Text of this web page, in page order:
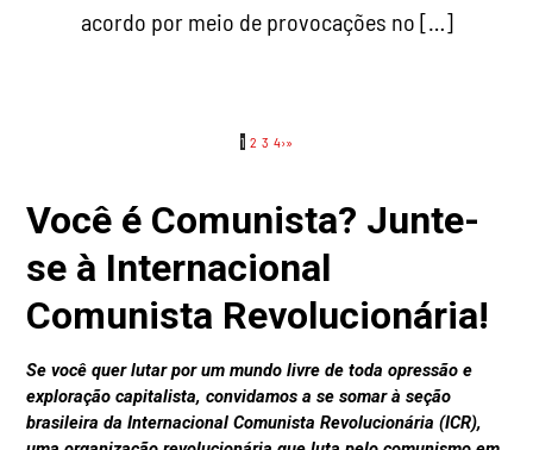
acordo por meio de provocações no […]
1 2 3 4›»